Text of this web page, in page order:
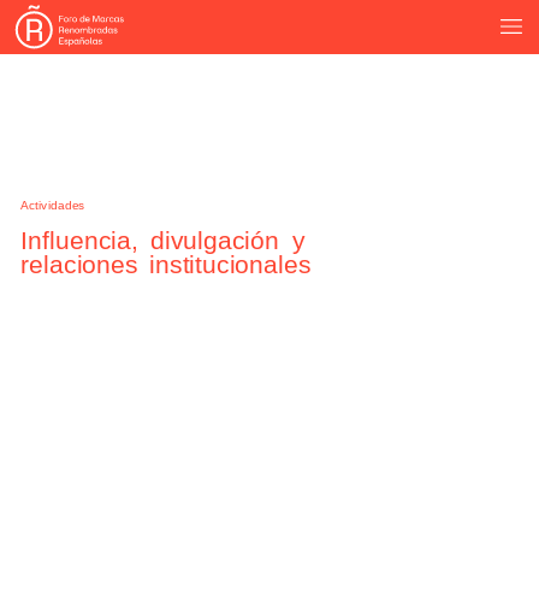
Actividades
Influencia, divulgación y
relaciones institucionales